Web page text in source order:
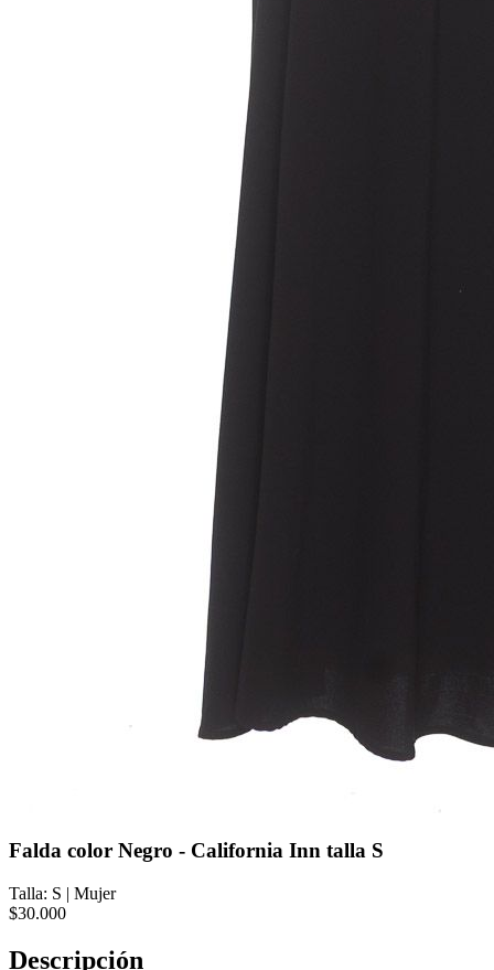
Falda color Negro - California Inn talla S
Talla: S | Mujer
$30.000
Descripción